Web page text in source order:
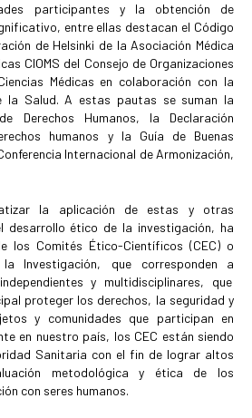
participantes y la obtención de
entre ellas destacan el Código
de Helsinki de la Asociación Médica
CIOMS del Consejo de Organizaciones
Médicas en colaboración con la
la Salud. A estas pautas se suman la
Derechos Humanos, la Declaración
humanos y la Guía de Buenas
Internacional de Armonización,
la aplicación de estas y otras
desarrollo ético de la investigación, ha
los Comités Ético-Científicos (CEC) o
Investigación, que corresponden a
y multidisciplinares, que
proteger los derechos, la seguridad y
y comunidades que participan en
en nuestro país, los CEC están siendo
Sanitaria con el fin de lograr altos
metodológica y ética de los
con seres humanos.